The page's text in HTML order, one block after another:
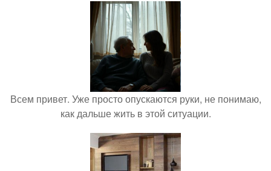
Всем привет. Уже просто опускаются руки, не понимаю,
как дальше жить в этой ситуации.